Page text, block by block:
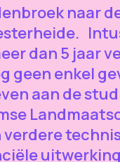
naar
dan 5 jaar
geen enkel
aan de
verdere